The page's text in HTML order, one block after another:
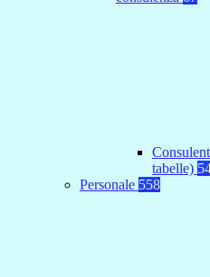
tabelle)
Personale 558